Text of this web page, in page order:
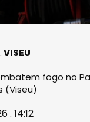
VISEU
fogo no
(Viseu)
. 14:12